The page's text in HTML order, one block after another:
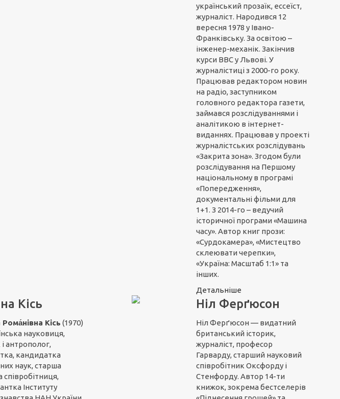
український прозаїк, ессеїст,
журналіст. Народився 12
вересня 1978 у Івано-
Франківську. За освітою –
інженер-механік. Закінчив
курси ВВС у Львові. У
журналістиці з 2000-го року.
Працював редактором новин
на радіо, заступником
головного редактора газети,
займався розслідуваннями і
аналітикою в інтернет-
виданнях. Працював у проекті
журналістських розслідувань
«Закрита зона». Згодом були
розслідування на Першому
національному в програмі
«Попередження»,
документальні фільми для
1+1. З 2014-го – ведучий
історичної програми «Машина
часу». Автор книг прози:
«Сурдокамера», «Мистецтво
склеювати черепки»,
«Україна: Масштаб 1:1» та
інших.
Детальніше
Кісь
Кісь (1970)
науковиця,
і антрополог,
кандидатка
наук, старша
співробітниця,
Інституту
Ніл Ферґюсон
Ніл Ферґюсон — видатний
британський історик,
журналіст, професор
Гарварду, старший науковий
співробітник Оксфорду і
Стенфорду. Автор 14-ти
книжок, зокрема бестселерів